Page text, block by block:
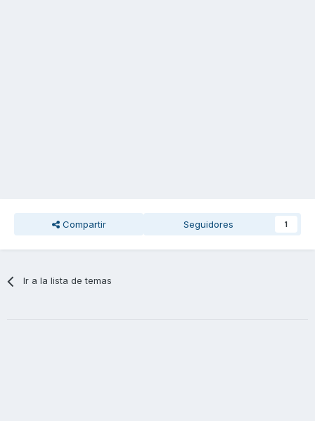
Compartir Seguidores 1
Ir a la lista de temas